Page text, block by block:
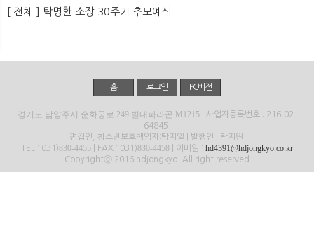
[ 전체 ] 탁명환 소장 30주기 추모예식
홈 로그인 PC버전
경기도 남양주시 순화궁로 249 별내파라곤 M1215 | 사업자등록번호 : 216-02-
64845
편집인, 청소년보호책임자:탁지일 | 발행인 : 탁지원
TEL : 031)830-4455 | FAX : 031)830-4458 | 이메일 : hd4391@hdjongkyo.co.kr
Copyrightⓒ 2016 hdjongkyo. All right reserved